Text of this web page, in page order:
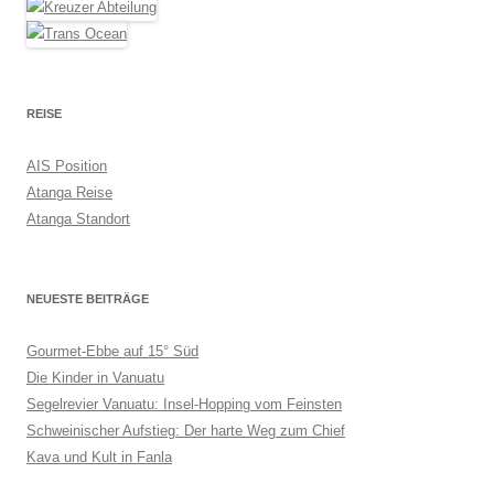
REISE
AIS Position
Atanga Reise
Atanga Standort
NEUESTE BEITRÄGE
Gourmet-Ebbe auf 15° Süd
Die Kinder in Vanuatu
Segelrevier Vanuatu: Insel-Hopping vom Feinsten
Schweinischer Aufstieg: Der harte Weg zum Chief
Kava und Kult in Fanla